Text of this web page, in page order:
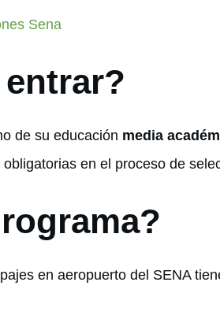
Sena
de su educación media
en el proceso de
en aeropuerto del SENA